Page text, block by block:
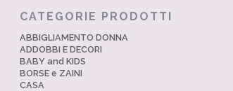
CATEGORIE PRODOTTI
ABBIGLIAMENTO DONNA
ADDOBBI E DECORI
BABY and KIDS
BORSE e ZAINI
CASA